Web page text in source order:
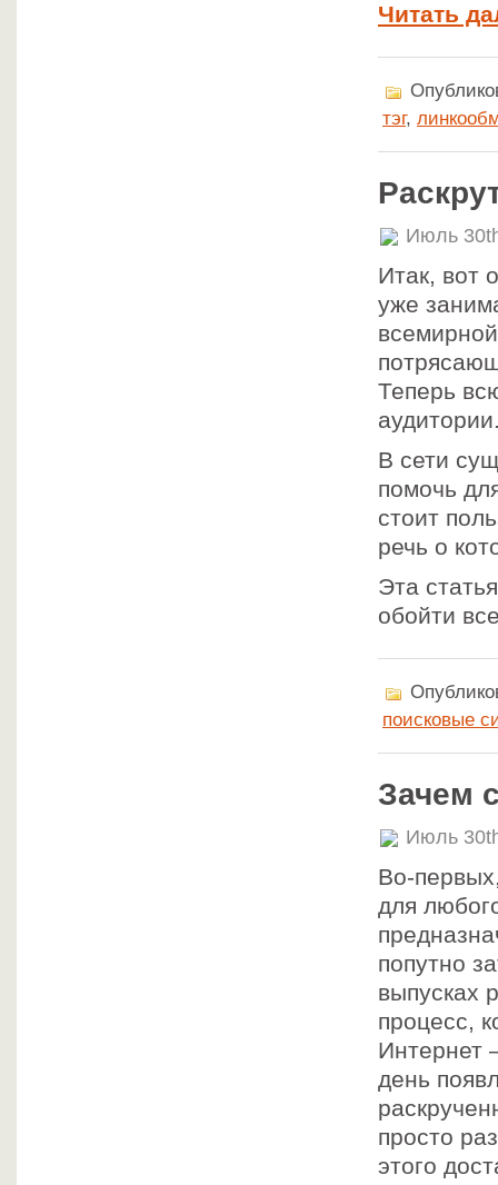
Читать
тэг,
Июль
Итак, вот
уже
Теперь
В сети
помочь
стоит
речь о
Эта
обойти
поисковые
Зачем
Июль
Во-
для
попутно
выпусках
процесс,
Интернет
день
просто
этого